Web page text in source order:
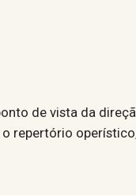
de vista da
repertório